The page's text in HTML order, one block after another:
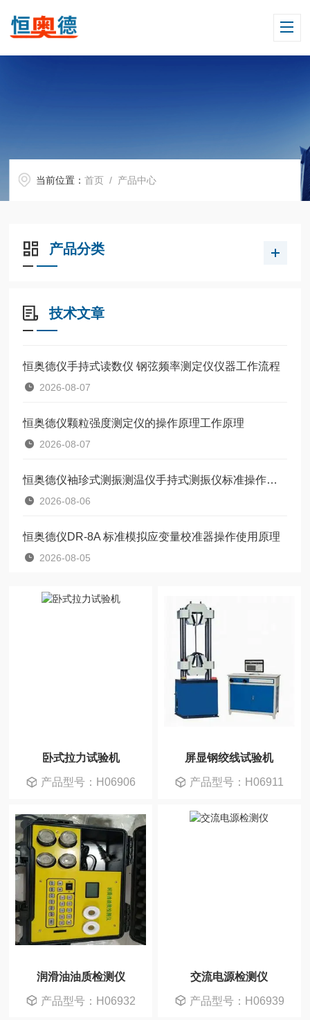
当前位置：首页 / 产品中心
产品分类
技术文章
恒奥德仪手持式读数仪 钢弦频率测定仪仪器工作流程
2026-08-07
恒奥德仪颗粒强度测定仪的操作原理工作原理
2026-08-07
恒奥德仪袖珍式测振测温仪手持式测振仪标准操作流程
2026-08-06
恒奥德仪DR-8A 标准模拟应变量校准器操作使用原理
2026-08-05
卧式拉力试验机
产品型号：H06906
屏显钢绞线试验机
产品型号：H06911
润滑油油质检测仪
产品型号：H06932
交流电源检测仪
产品型号：H06939